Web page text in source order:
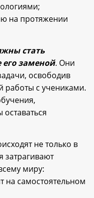
на протяжении
стать
заменой. Они
освободив
работы с учениками.
не только в
затрагивают
миру:
на самостоятельном